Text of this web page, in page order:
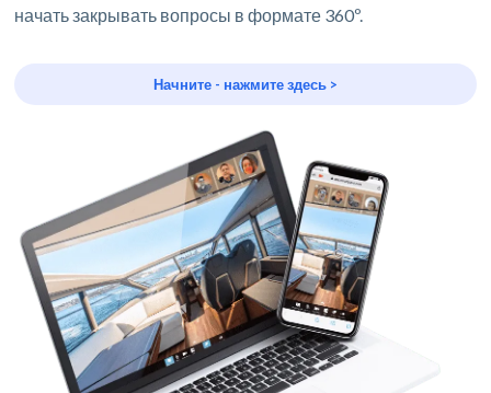
начать закрывать вопросы в формате 360º.
Начните - нажмите здесь >